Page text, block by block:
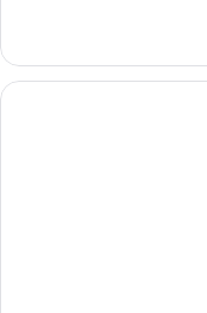
(Standard
2+2)